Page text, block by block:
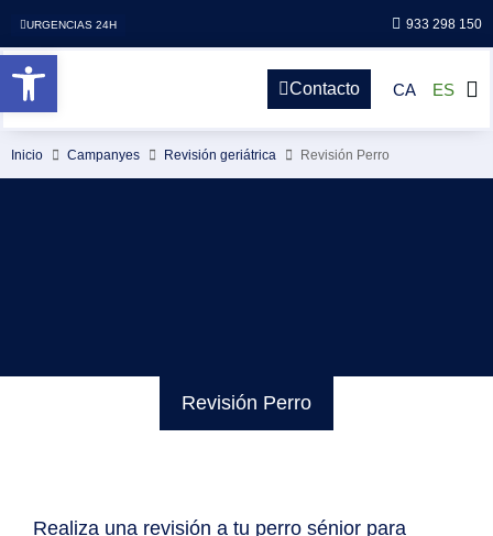
URGENCIAS 24H 933 298 150
Contacto CA ES
Inicio Campanyes Revisión geriátrica Revisión Perro
Revisión Perro
Realiza una revisión a tu perro sénior para
Abrir barra de herramientas